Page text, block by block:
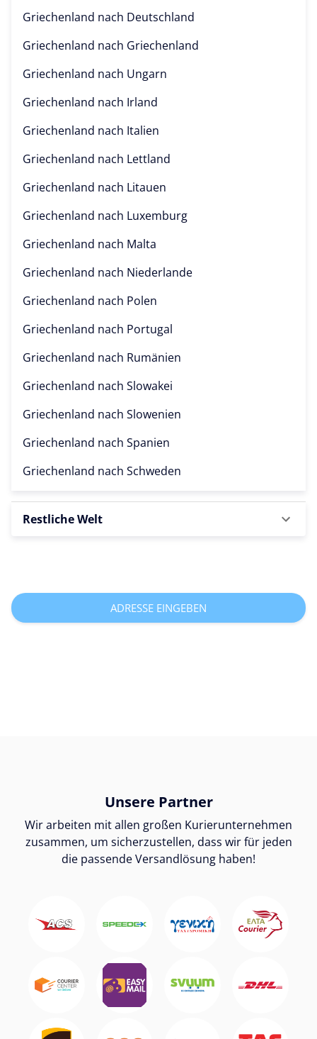
Griechenland nach Deutschland
Griechenland nach Griechenland
Griechenland nach Ungarn
Griechenland nach Irland
Griechenland nach Italien
Griechenland nach Lettland
Griechenland nach Litauen
Griechenland nach Luxemburg
Griechenland nach Malta
Griechenland nach Niederlande
Griechenland nach Polen
Griechenland nach Portugal
Griechenland nach Rumänien
Griechenland nach Slowakei
Griechenland nach Slowenien
Griechenland nach Spanien
Griechenland nach Schweden
Restliche Welt
ADRESSE EINGEBEN
Unsere Partner
Wir arbeiten mit allen großen Kurierunternehmen
zusammen, um sicherzustellen, dass wir für jeden
die passende Versandlösung haben!